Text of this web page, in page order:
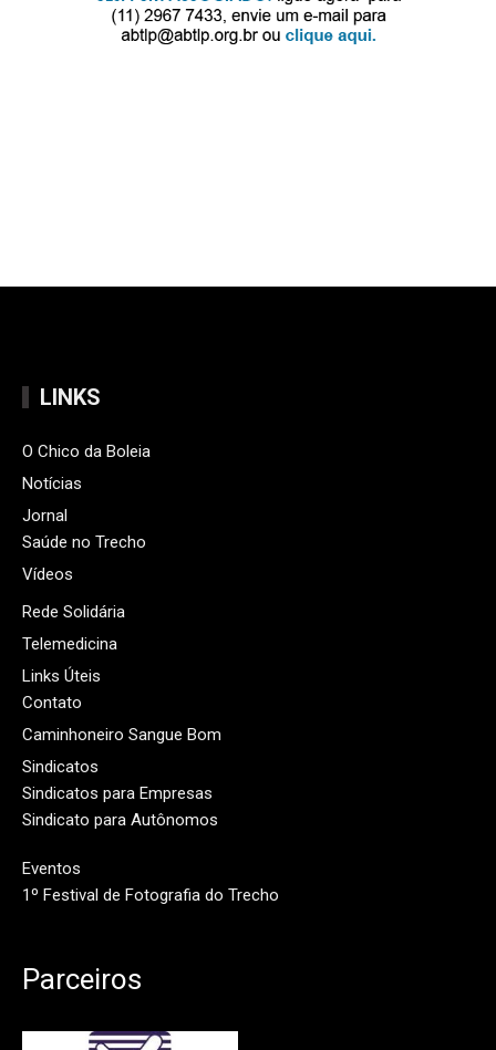
LINKS
O Chico da Boleia
Notícias
Jornal
Saúde no Trecho
Vídeos
Rede Solidária
Telemedicina
Links Úteis
Contato
Caminhoneiro Sangue Bom
Sindicatos
Sindicatos para Empresas
Sindicato para Autônomos
Eventos
1º Festival de Fotografia do Trecho
Parceiros